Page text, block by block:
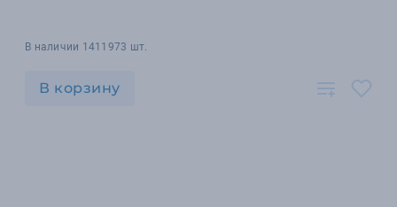
В наличии 1411973 шт.
В корзину